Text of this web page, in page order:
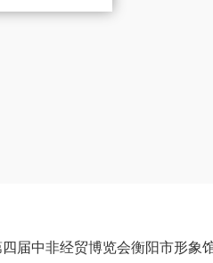
四届中非经贸博览会衡阳市形象